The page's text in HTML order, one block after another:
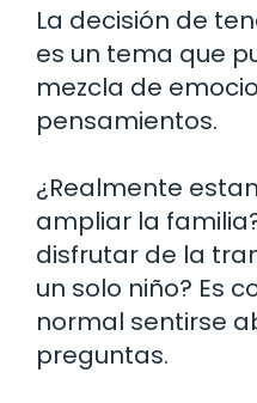
La decisión de
es un tema que
mezcla de
pensamientos.
¿Realmente
ampliar la
disfrutar de la
un solo niño? Es
normal sentirse
preguntas.